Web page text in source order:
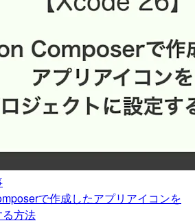
で作成したアプリアイコンを
方法